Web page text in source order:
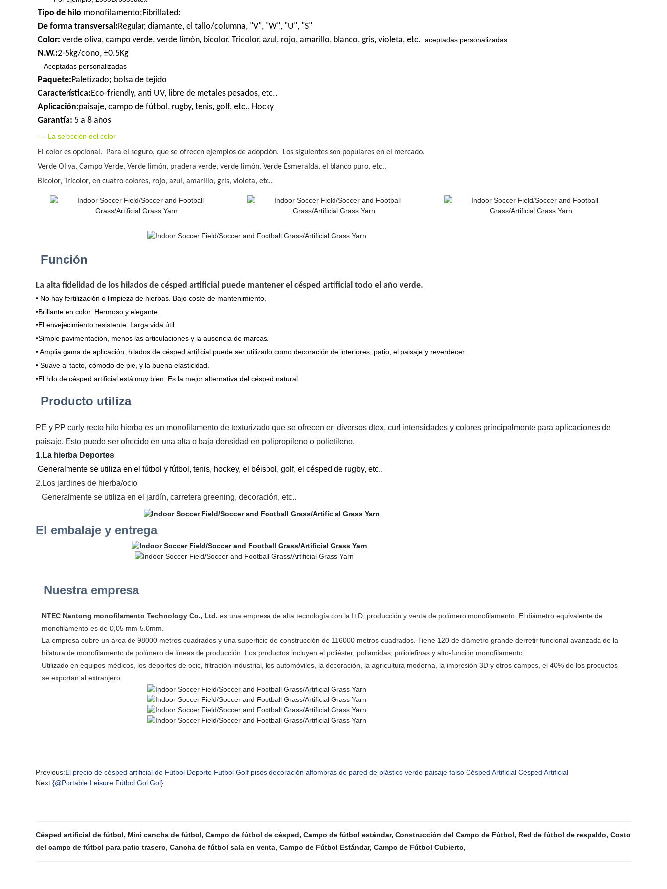
Tipo de hilo monofilamento;Fibrillated:
De forma transversal:Regular, diamante, el tallo/columna, "V", "W", "U", "S"
Color: verde oliva, campo verde, verde limón, bicolor, Tricolor, azul, rojo, amarillo, blanco, gris, violeta, etc. aceptadas personalizadas
N.W.:2-5kg/cono, ±0.5Kg
Aceptadas personalizadas
Paquete:Paletizado; bolsa de tejido
Característica:Eco-friendly, anti UV, libre de metales pesados, etc..
Aplicación:paisaje, campo de fútbol, rugby, tenis, golf, etc., Hocky
Garantía: 5 a 8 años
----La selección del color
El color es opcional. Para el seguro, que se ofrecen ejemplos de adopción. Los siguientes son populares en el mercado.
Verde Oliva, Campo Verde, Verde limón, pradera verde, verde limón, Verde Esmeralda, el blanco puro, etc..
Bicolor, Tricolor, en cuatro colores, rojo, azul, amarillo, gris, violeta, etc..
Función
La alta fidelidad de los hilados de césped artificial puede mantener el césped artificial todo el año verde.
• No hay fertilización o limpieza de hierbas. Bajo coste de mantenimiento.
•Brillante en color. Hermoso y elegante.
•El envejecimiento resistente. Larga vida útil.
•Simple pavimentación, menos las articulaciones y la ausencia de marcas.
• Amplia gama de aplicación. hilados de césped artificial puede ser utilizado como decoración de interiores, patio, el paisaje y reverdecer.
• Suave al tacto, cómodo de pie, y la buena elasticidad.
•El hilo de césped artificial está muy bien. Es la mejor alternativa del césped natural.
Producto utiliza
PE y PP curly recto hilo hierba es un monofilamento de texturizado que se ofrecen en diversos dtex, curl intensidades y colores principalmente para aplicaciones de
paisaje. Esto puede ser ofrecido en una alta o baja densidad en polipropileno o polietileno.
1.La hierba Deportes
Generalmente se utiliza en el fútbol y fútbol, tenis, hockey, el béisbol, golf, el césped de rugby, etc..
2.Los jardines de hierba/ocio
Generalmente se utiliza en el jardín, carretera greening, decoración, etc..
El embalaje y entrega
Nuestra empresa
NTEC Nantong monofilamento Technology Co., Ltd. es una empresa de alta tecnología con la I+D, producción y venta de polímero monofilamento. El diámetro equivalente de
monofilamento es de 0,05 mm-5.0mm.
La empresa cubre un área de 98000 metros cuadrados y una superficie de construcción de 116000 metros cuadrados. Tiene 120 de diámetro grande derretir funcional avanzada de la
hilatura de monofilamento de polímero de líneas de producción. Los productos incluyen el poliéster, poliamidas, poliolefinas y alto-función monofilamento.
Utilizado en equipos médicos, los deportes de ocio, filtración industrial, los automóviles, la decoración, la agricultura moderna, la impresión 3D y otros campos, el 40% de los productos
se exportan al extranjero.
Previous:El precio de césped artificial de Fútbol Deporte Fútbol Golf pisos decoración alfombras de pared de plástico verde paisaje falso Césped Artificial Césped Artificial
Next:{@Portable Leisure Fútbol Gol Gol}
Césped artificial de fútbol, Mini cancha de fútbol, Campo de fútbol de césped, Campo de fútbol estándar, Construcción del Campo de Fútbol, Red de fútbol de respaldo, Costo
del campo de fútbol para patio trasero, Cancha de fútbol sala en venta, Campo de Fútbol Estándar, Campo de Fútbol Cubierto,